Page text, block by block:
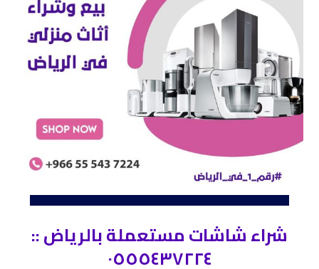
شراء شاشات مستعملة بالرياض ::
٠٥٥٥٤٣٧٢٢٤